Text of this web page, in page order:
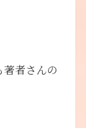
著者さんの